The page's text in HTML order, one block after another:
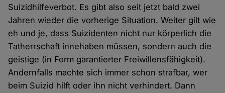
Suizidhilfeverbot. Es gibt also seit jetzt bald zwei
Jahren wieder die vorherige Situation. Weiter gilt wie
eh und je, dass Suizidenten nicht nur körperlich die
Tatherrschaft innehaben müssen, sondern auch die
geistige (in Form garantierter Freiwillensfähigkeit).
Andernfalls machte sich immer schon strafbar, wer
beim Suizid hilft oder ihn nicht verhindert. Dann